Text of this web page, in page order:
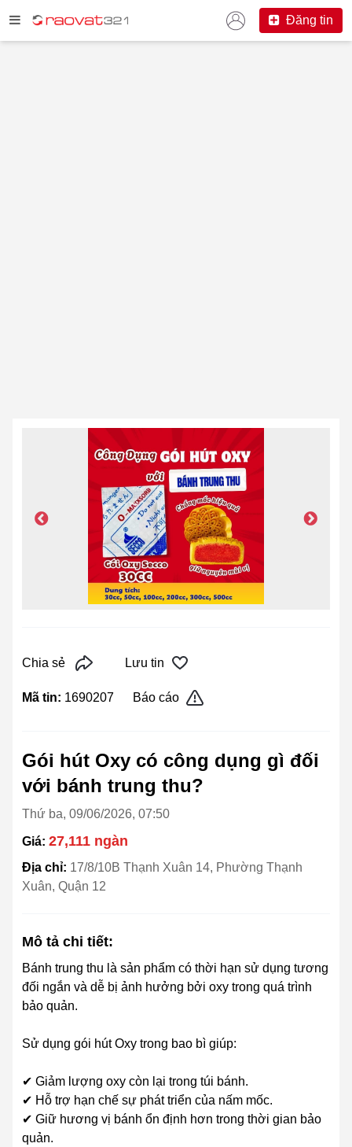
Đăng tin
Chia sẻ Lưu tin
Mã tin: 1690207 Báo cáo
Gói hút Oxy có công dụng gì đối
với bánh trung thu?
Thứ ba, 09/06/2026, 07:50
Giá: 27,111 ngàn
Địa chỉ: 17/8/10B Thạnh Xuân 14, Phường Thạnh
Xuân, Quận 12
Mô tả chi tiết:
Bánh trung thu là sản phẩm có thời hạn sử dụng tương
đối ngắn và dễ bị ảnh hưởng bởi oxy trong quá trình
bảo quản.
Sử dụng gói hút Oxy trong bao bì giúp:
✔ Giảm lượng oxy còn lại trong túi bánh.
✔ Hỗ trợ hạn chế sự phát triển của nấm mốc.
✔ Giữ hương vị bánh ổn định hơn trong thời gian bảo
quản.